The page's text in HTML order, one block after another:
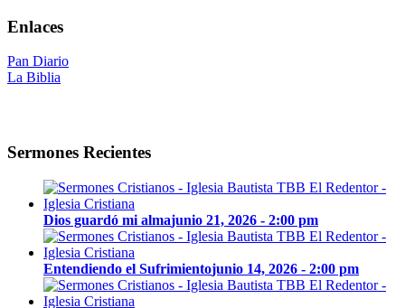
Enlaces
Pan Diario
La Biblia
Sermones Recientes
Dios guardó mi almajunio 21, 2026 - 2:00 pm
Entendiendo el Sufrimientojunio 14, 2026 - 2:00 pm